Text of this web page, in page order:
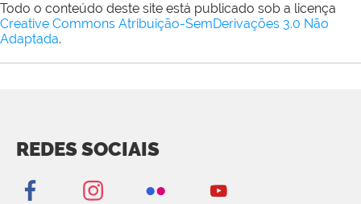
Todo o conteúdo deste site está publicado sob a licença
Creative Commons Atribuição-SemDerivações 3.0 Não
Adaptada.
REDES SOCIAIS